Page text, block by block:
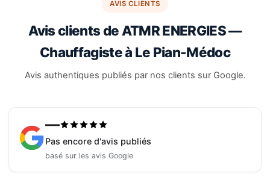
AVIS CLIENTS
Avis clients de ATMR ENERGIES —
Chauffagiste à Le Pian-Médoc
Avis authentiques publiés par nos clients sur Google.
—
Pas encore d'avis publiés
basé sur les avis Google